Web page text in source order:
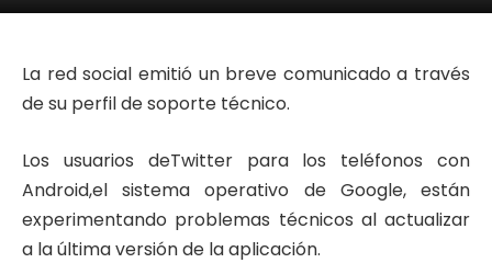
La red social emitió un breve comunicado a través
de su perfil de soporte técnico.
Los usuarios deTwitter para los teléfonos con
Android,el sistema operativo de Google, están
experimentando problemas técnicos al actualizar
a la última versión de la aplicación.